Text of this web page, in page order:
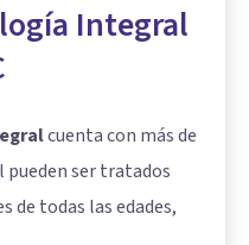
Integral
cuenta con más de
pueden ser tratados
de todas las edades,